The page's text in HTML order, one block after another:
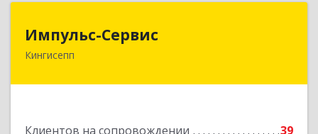
Импульс-Сервис
Кингисепп
Клиентов на сопровождении 39
188480, Ленинградская обл, Кингисеппский р-н,